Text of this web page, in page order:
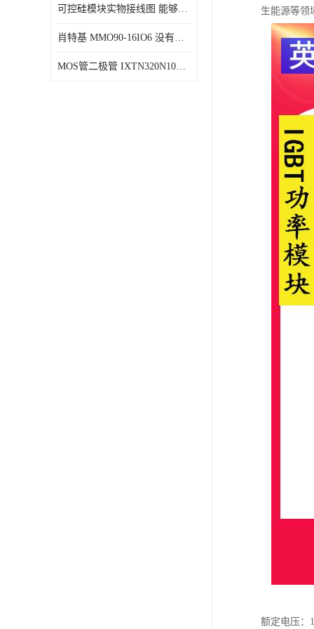
可控硅模块实物接线图 能够减少能量损耗 响应速度快
肖特基 MMO90-16IO6 没有机械移动部件
MOS管二极管 IXTN320N10T 由两个半导体材料组成
生能源等领
额定电压：